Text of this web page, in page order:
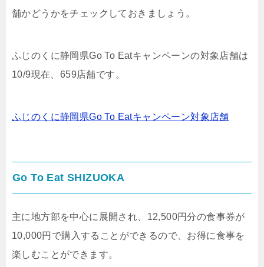
舗かどうかをチェックしておきましょう。
ふじのくに静岡県Go To Eatキャンペーンの対象店舗は
10/9現在、659店舗です。
ふじのくに静岡県Go To Eatキャンペーン対象店舗
Go To Eat SHIZUOKA
主に地方部を中心に展開され、12,500円分の食事券が
10,000円で購入することができるので、お得に食事を
楽しむことができます。